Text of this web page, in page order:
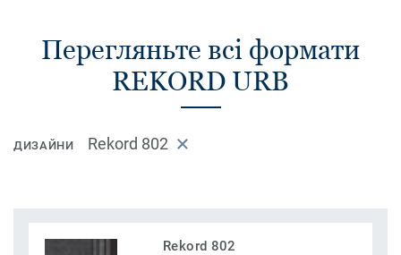
Перегляньте всі формати
REKORD URB
ДИЗАЙНИ Rekord 802
Rekord 802